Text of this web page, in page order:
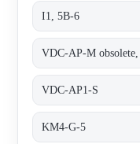
I1, 5B-6
VDC-AP1-S
KM4-G-5